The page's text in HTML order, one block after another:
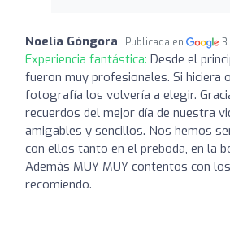
Noelia Góngora Publicada en 3
Experiencia fantástica: Desde el
fueron muy profesionales. Si hiciera
fotografía los volvería a elegir.
recuerdos del mejor día de nuestra
amigables y sencillos. Nos hemos
con ellos tanto en el preboda, en la
Además MUY MUY contentos con
recomiendo.